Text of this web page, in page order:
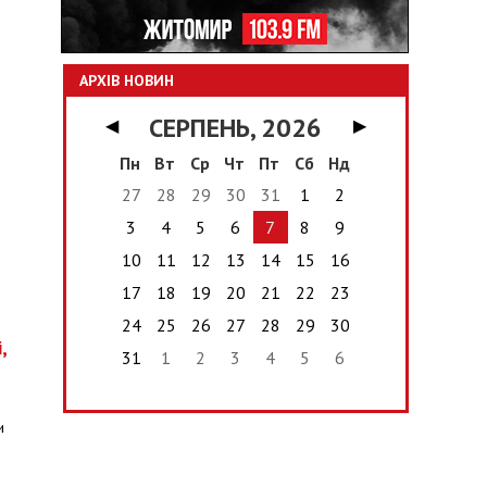
АРХІВ НОВИН
◀ СЕРПЕНЬ, 2026
▶
Пн
Вт Ср Чт Пт Сб
Нд
27
28 29 30 31 1
2
3
4 5 6 7 8
9
10
11 12 13 14 15
16
17
18 19 20 21 22
23
24
25 26 27 28 29
30
31
1 2 3 4 5 6